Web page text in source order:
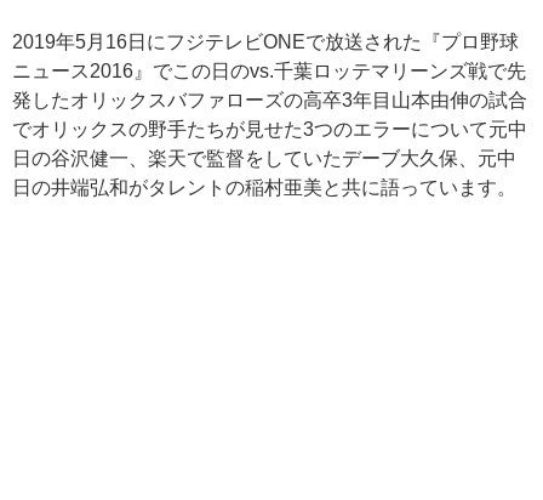
2019年5 月 16日にフジテレビONEで放送された『プロ野球
ニュース 2016 』でこの日のvs. 千葉ロッテマリーンズ戦で先
発したオリックスバファローズの高卒3年目山本由伸の試合
でオリックスの野手たちが見せた3つのエラーについて元中
日の谷沢健一、楽天で監督をしていたデーブ大久保、元中
日の井端弘和がタレントの稲村亜美と共に語っています。